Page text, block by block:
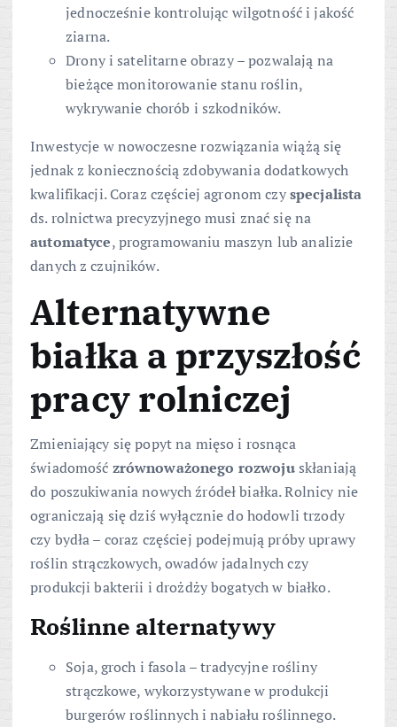
jednocześnie kontrolując wilgotność i jakość
ziarna.
Drony i satelitarne obrazy – pozwalają na
bieżące monitorowanie stanu roślin,
wykrywanie chorób i szkodników.
Inwestycje w nowoczesne rozwiązania wiążą się
jednak z koniecznością zdobywania dodatkowych
kwalifikacji. Coraz częściej agronom czyspecjalista
ds. rolnictwa precyzyjnego musi znać się na
automatyce, programowaniu maszyn lub analizie
danych z czujników.
Alternatywne
białka a przyszłość
pracy rolniczej
Zmieniający się popyt na mięso i rosnąca
świadomość zrównoważonego rozwojuskłaniają
do poszukiwania nowych źródeł białka. Rolnicy nie
ograniczają się dziś wyłącznie do hodowli trzody
czy bydła – coraz częściej podejmują próby uprawy
roślin strączkowych, owadów jadalnych czy
produkcji bakterii i drożdży bogatych w białko.
Roślinne alternatywy
Soja, groch i fasola – tradycyjne rośliny
strączkowe, wykorzystywane w produkcji
burgerów roślinnych i nabiału roślinnego.